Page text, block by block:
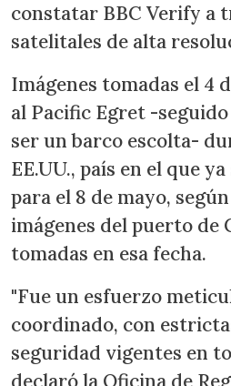
constatar BBC Verify a
satelitales de alta
Imágenes tomadas el 4
al Pacific Egret -
ser un barco escolta-
EE.UU., país en el que
para el 8 de mayo,
imágenes del puerto de
tomadas en esa fecha.
"Fue un esfuerzo
coordinado, con
seguridad vigentes en